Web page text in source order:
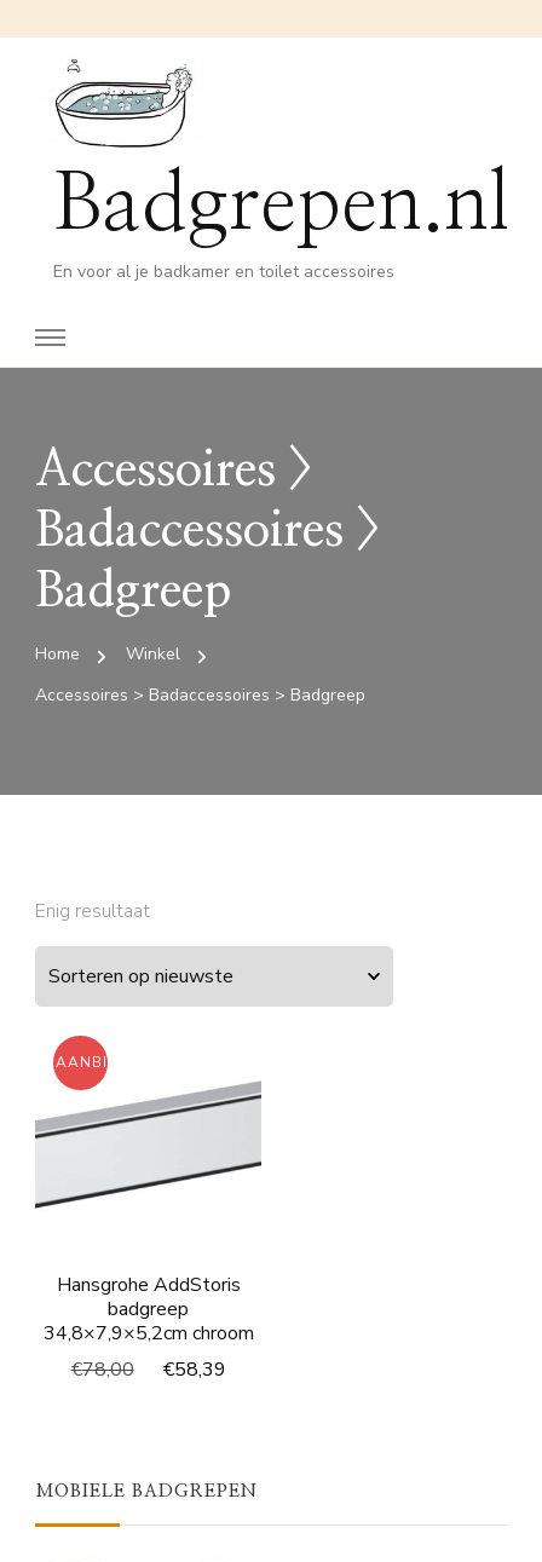
Badgrepen.nl
En voor al je badkamer en toilet accessoires
Accessoires >
Badaccessoires >
Badgreep
Home
Winkel
Accessoires > Badaccessoires > Badgreep
Enig resultaat
AANBIEDING!
Hansgrohe AddStoris
badgreep
34,8×7,9×5,2cm chroom
€78,00
Oorspronkelijke
€58,39
MOBIELE BADGREPEN